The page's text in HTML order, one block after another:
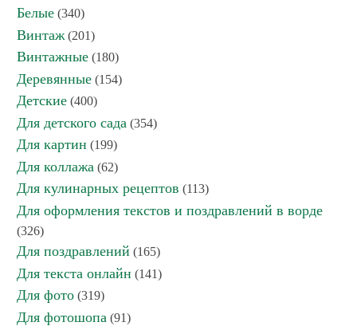
Белые (340)
Винтаж (201)
Винтажные (180)
Деревянные (154)
Детские (400)
Для детского сада (354)
Для картин (199)
Для коллажа (62)
Для кулинарных рецептов (113)
Для оформления текстов и поздравлений в ворде
(326)
Для поздравлений (165)
Для текста онлайн (141)
Для фото (319)
Для фотошопа (91)